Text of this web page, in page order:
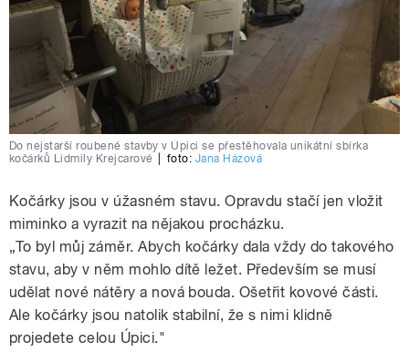
Do nejstarší roubené stavby v Úpici se přestěhovala unikátní sbírka
kočárků Lidmily Krejcarové
foto: Jana Házová
Kočárky jsou v úžasném stavu. Opravdu stačí jen vložit
miminko a vyrazit na nějakou procházku.
„To byl můj záměr. Abych kočárky dala vždy do takového
stavu, aby v něm mohlo dítě ležet. Především se musí
udělat nové nátěry a nová bouda. Ošetřit kovové části.
Ale kočárky jsou natolik stabilní, že s nimi klidně
projedete celou Úpici."